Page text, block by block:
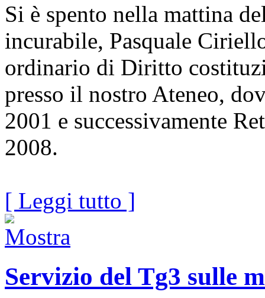
Si è spento nella mattina
incurabile, Pasquale
ordinario di Diritto
presso il nostro Ateneo,
2001 e successivamente
2008.
[ Leggi tutto ]
Servizio del Tg3 sulle